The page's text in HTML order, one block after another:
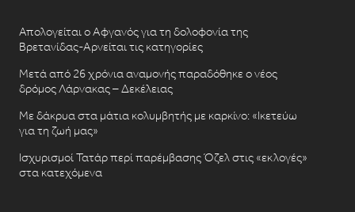
Απολογείται ο Αφγανός για τη δολοφονία της
Βρετανίδας-Αρνείται τις κατηγορίες
Μετά από 26 χρόνια αναμονής παραδόθηκε ο νέος
δρόμος Λάρνακας – Δεκέλειας
Με δάκρυα στα μάτια κολυμβητής με καρκίνο: «Ικετεύω
για τη ζωή μας»
Ισχυρισμοί Τατάρ περί παρέμβασης Όζελ στις «εκλογές»
στα κατεχόμενα